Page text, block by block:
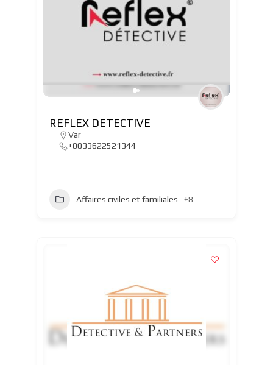
REFLEX DETECTIVE
Var
+0033622521344
Affaires civiles et familiales +8